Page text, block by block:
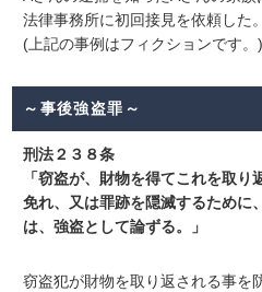
法律事務所に初回接見を依頼した。
(上記の事例はフィクションです。)
～事後強盗罪～
刑法２３８条
「窃盗が、財物を得てこれを取
免れ、又は罪跡を隠滅するために
は、強盗として論ずる。」
窃盗犯が財物を取り返される事を